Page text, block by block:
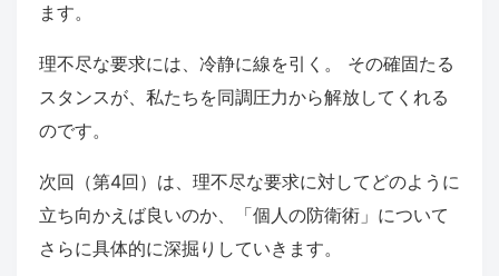
ます。
理不尽な要求には、冷静に線を引く。 その確固たる
スタンスが、私たちを同調圧力から解放してくれる
のです。
次回（第4回）は、理不尽な要求に対してどのように
立ち向かえば良いのか、「個人の防衛術」について
さらに具体的に深掘りしていきます。